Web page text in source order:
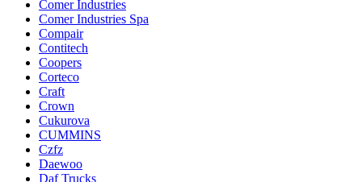
Comer Industries
Comer Industries Spa
Compair
Contitech
Coopers
Corteco
Craft
Crown
Cukurova
CUMMINS
Czfz
Daewoo
Daf Trucks